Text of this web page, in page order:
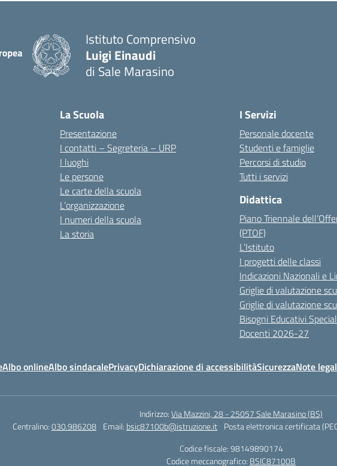
Istituto Comprensivo
Luigi Einaudi
di Sale Marasino
La Scuola
Presentazione
I contatti – Segreteria – URP
I luoghi
Le persone
Le carte della scuola
L’organizzazione
I numeri della scuola
La storia
I Servizi
Personale docente
Studenti e famiglie
Percorsi di studio
Tutti i servizi
Didattica
Piano Triennale
(PTOF)
L’Istituto
I progetti delle classi
Indicazioni Nazionali e
Griglie di valutazione
Griglie di valutazione
Bisogni Educativi
Docenti 2026-27
Albo onlineAlbo sindacalePrivacyDichiarazione di accessibilitàSicurezzaNote
Indirizzo:Via Mazzini, 28 - 25057 Sale Marasino (BS)
Centralino:030.986208 Email: bsic87100b@istruzione.it Posta elettronica certificata
Codice fiscale: 98149890174
Codice meccanografico: BSIC87100B